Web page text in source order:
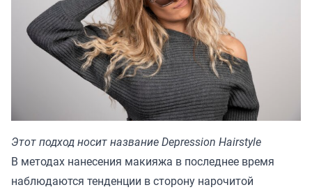
Этот подход носит название Depression Hairstyle
В методах нанесения макияжа в последнее время
наблюдаются тенденции в сторону нарочитой